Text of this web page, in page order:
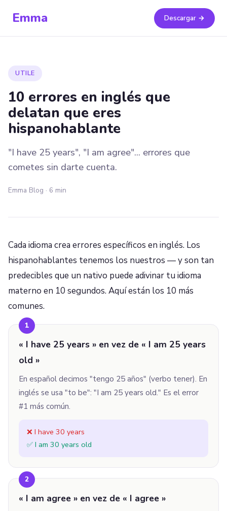
Emma Descargar →
UTILE
10 errores en inglés que
delatan que eres
hispanohablante
"I have 25 years", "I am agree"... errores que
cometes sin darte cuenta.
Emma Blog · 6 min
Cada idioma crea errores específicos en inglés. Los
hispanohablantes tenemos los nuestros — y son tan
predecibles que un nativo puede adivinar tu idioma
materno en 10 segundos. Aquí están los 10 más
comunes.
1
« I have 25 years » en vez de « I am 25 years
old »
En español decimos "tengo 25 años" (verbo tener). En
inglés se usa "to be": "I am 25 years old." Es el error
#1 más común.
❌ I have 30 years
✅ I am 30 years old
2
« I am agree » en vez de « I agree »